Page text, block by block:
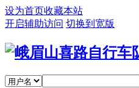
设为首页收藏本站
开启辅助访问 切换到宽版